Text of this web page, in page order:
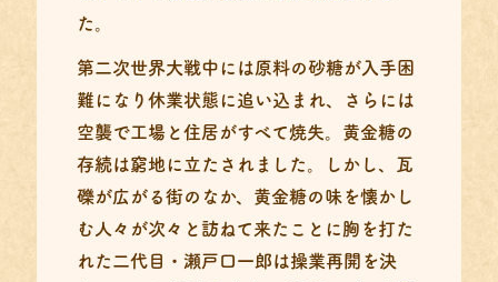
た。
第二次世界大戦中には原料の砂糖が入手困
難になり休業状態に追い込まれ、さらには
空襲で工場と住居がすべて焼失。黄金糖の
存続は窮地に立たされました。しかし、瓦
礫が広がる街のなか、黄金糖の味を懐かし
む人々が次々と訪ねて来たことに胸を打た
れた二代目・瀬戸口一郎は操業再開を決